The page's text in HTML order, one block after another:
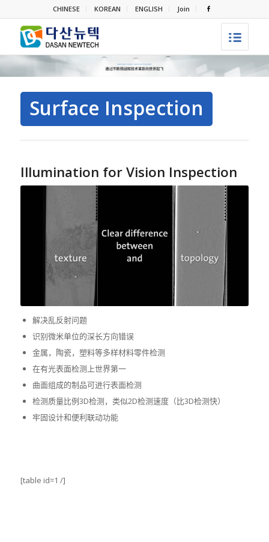
CHINESE KOREAN ENGLISH Join
Surface Inspection
Illumination for Vision Inspection
解决乱反射问题
识别微米单位的深长方向错误
金属，陶瓷，塑料等多样材料零件检测
在有光表面检测上世界第一
曲面组成的制品可进行表面检测
检测质量比例3D检测，类似2D检测速度（比3D检测快）
牢固设计和便利联动功能
[table id=1 /]